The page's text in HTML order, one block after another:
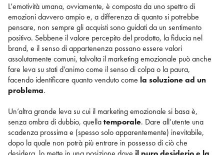
L’emotività umana, ovviamente, è composta da uno spettro di
emozioni davvero ampio e, a differenza di quanto si potrebbe
pensare, non sempre gli acquisti sono guidati da un sentimento
positivo. Sebbene il valore percepito del prodotto, la fiducia nel
brand, e il senso di appartenenza possano essere valori
assolutamente comuni, talvolta il marketing emozionale può anche
fare leva su stati d’animo come il senso di colpa o la paura,
facendo identificare quanto venduto come la soluzione ad un
problema.
Un’altra grande leva su cui il marketing emozionale si basa è,
senza ombra di dubbio, quellatemporale. Dare all’utente una
scadenza prossima e (spesso solo apparentemente) inevitabile,
dopo la quale non potrà più entrare in possesso di ciò che